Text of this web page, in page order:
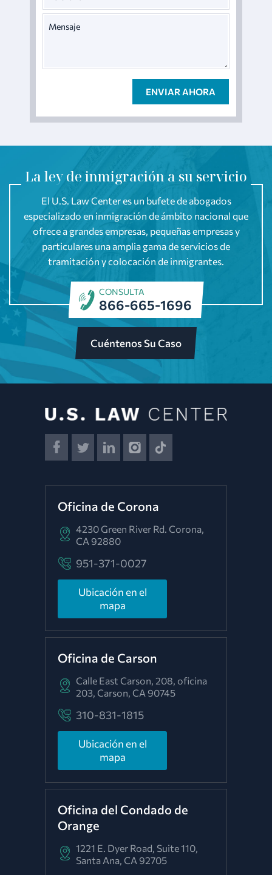
La ley de inmigración a su servicio
El U.S. Law Center es un bufete de abogados
especializado en inmigración de ámbito nacional que
ofrece a grandes empresas, pequeñas empresas y
particulares una amplia gama de servicios de
tramitación y colocación de inmigrantes.
CONSULTA
866-665-1696
Cuéntenos Su Caso
Oficina de Corona
4230 Green River Rd. Corona,
CA 92880
951-371-0027
Ubicación en el
mapa
Oficina de Carson
Calle East Carson, 208, oficina
203, Carson, CA 90745
310-831-1815
Ubicación en el
mapa
Oficina del Condado de
Orange
1221 E. Dyer Road, Suite 110,
Santa Ana, CA 92705